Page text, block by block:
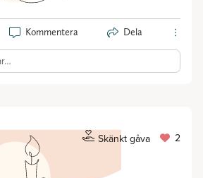
Kommentera Dela
Skänkt gåva 2